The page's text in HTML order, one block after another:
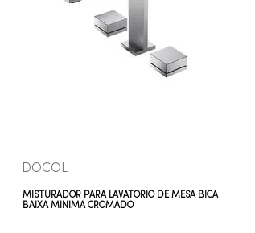
COMPRAR AGORA
DOCOL
MISTURADOR PARA LAVATÓRIO DE MESA BICA
BAIXA MINIMA CROMADO